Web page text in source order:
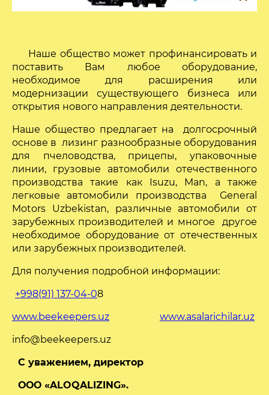
Наше общество может профинансировать и
поставить Вам любое оборудование,
необходимое для расширения или
модернизации существующего бизнеса или
открытия нового направления деятельности.
Наше общество предлагает на долгосрочный
основе в лизинг разнообразные оборудования
для пчеловодства, прицепы, упаковочные
линии, грузовые автомобили отечественного
производства такие как Isuzu, Man, а также
легковые автомобили производства General
Motors Uzbekistan, различные автомобили от
зарубежных производителей и многое другое
необходимое оборудование от отечественных
или зарубежных производителей.
Для получения подробной информации:
+998(91) 137-04-08
www.beekeepers.uz
www.asalarichilar.uz
info@beekeepers.uz
С уважением, директор
ООО «ALOQALIZING».